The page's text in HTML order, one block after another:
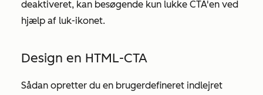
deaktiveret, kan besøgende kun lukke CTA'en ved
hjælp af luk-ikonet.
Design en HTML-CTA
Sådan opretter du en brugerdefineret indlejret